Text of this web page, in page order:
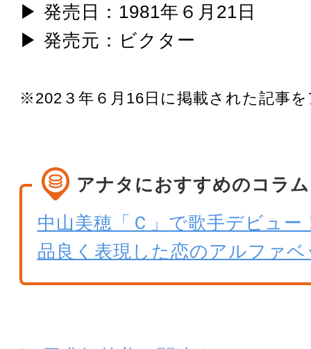
▶ 発売日：1981年６月21日
▶ 発売元：ビクター
※202３年６月16日に掲載された記事
アナタにおすすめのコラム
中山美穂「Ｃ」で歌手デビュー
品良く表現した恋のアルファ